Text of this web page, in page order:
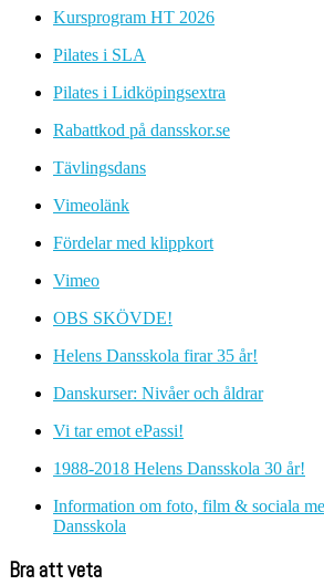
Kursprogram HT 2026
Pilates i SLA
Pilates i Lidköpingsextra
Rabattkod på dansskor.se
Tävlingsdans
Vimeolänk
Fördelar med klippkort
Vimeo
OBS SKÖVDE!
Helens Dansskola firar 35 år!
Danskurser: Nivåer och åldrar
Vi tar emot ePassi!
1988-2018 Helens Dansskola 30 år!
Information om foto, film & sociala
Dansskola
Bra att veta